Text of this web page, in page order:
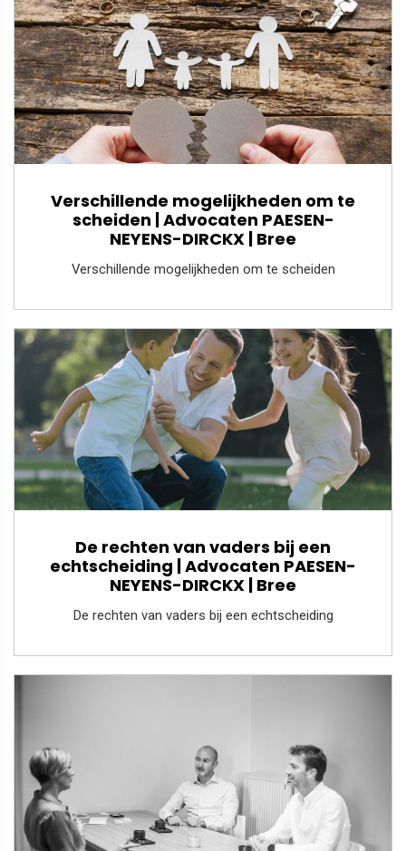
Verschillende mogelijkheden om te
scheiden | Advocaten PAESEN-
NEYENS-DIRCKX | Bree
Verschillende mogelijkheden om te scheiden
De rechten van vaders bij een
echtscheiding | Advocaten PAESEN-
NEYENS-DIRCKX | Bree
De rechten van vaders bij een echtscheiding